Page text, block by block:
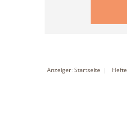
Anzeiger: Startseite Hefte